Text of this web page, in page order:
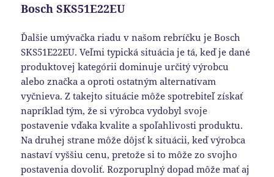
Bosch SKS51E22EU
Ďalšie umývačka riadu v našom rebríčku je Bosch
SKS51E22EU. Veľmi typická situácia je tá, keď je dané
produktovej kategórii dominuje určitý výrobcu
alebo značka a oproti ostatným alternatívam
vyčnieva. Z takejto situácie môže spotrebiteľ získať
napríklad tým, že si výrobca vydobyl svoje
postavenie vďaka kvalite a spoľahlivosti produktu.
Na druhej strane môže dôjsť k situácii, keď výrobca
nastaví vyššiu cenu, pretože si to môže zo svojho
postavenia dovoliť. Rozporuplný dopad môže mať aj